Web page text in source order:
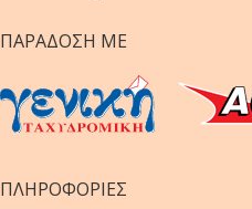
ΠΑΡΆΔΟΣΗ ΜΕ
ΠΛΗΡΟΦΟΡΙΕΣ